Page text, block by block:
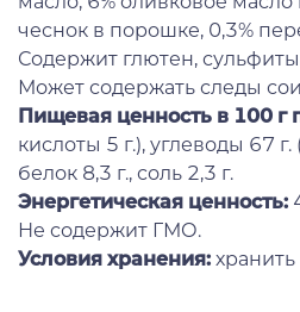
чеснок в порошке, 0,3%
Содержит глютен,
Может содержать следы
Пищевая ценность в 100 г
кислоты 5 г.), углеводы 67
белок 8,3 г., соль 2,3 г.
Энергетическая ценность:
Не содержит ГМО.
Условия хранения: